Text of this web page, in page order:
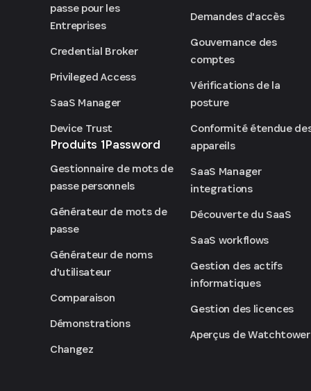
passe pour les
Entreprises
Credential Broker
Privileged Access
SaaS Manager
Device Trust
Produits 1Password
Gestionnaire de mots de
passe personnels
Générateur de mots de
passe
Générateur de noms
d'utilisateur
Comparaison
Démonstrations
Changez
Demandes d'accès
Gouvernance des
comptes
Vérifications de la
posture
Conformité étendue
appareils
SaaS Manager
integrations
Découverte du SaaS
SaaS workflows
Gestion des actifs
informatiques
Gestion des licences
Aperçus de Watchtower